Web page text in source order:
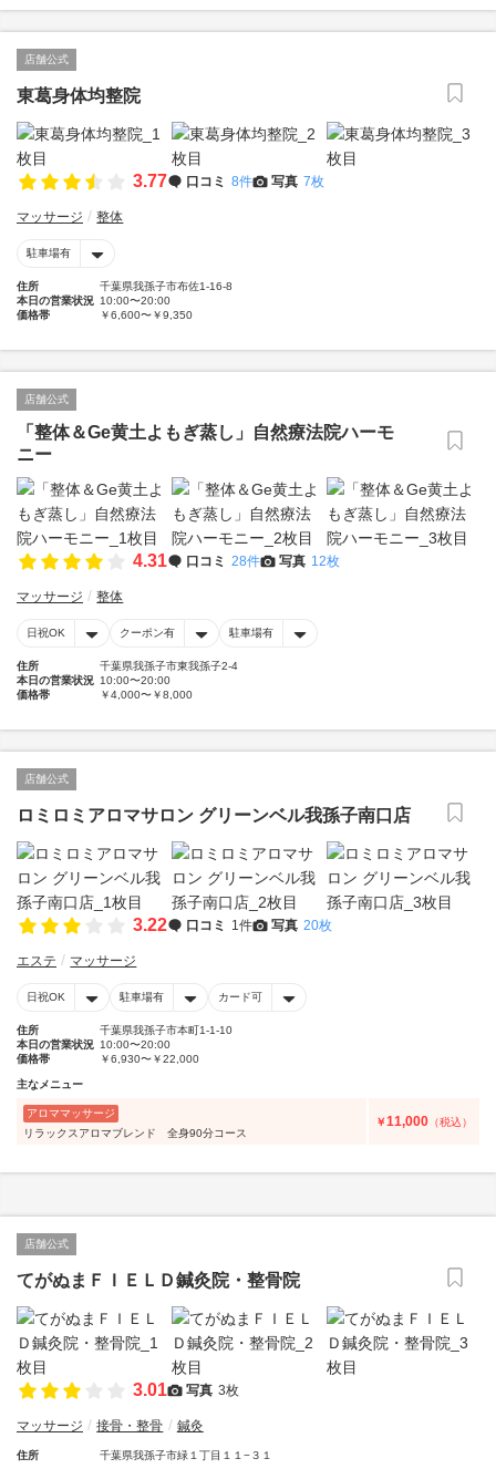
店舗公式
東葛身体均整院
3.77 口コミ 8件 写真 7枚
マッサージ 整体
駐車場有
住所
千葉県我孫子市布佐1-16-8
本日の営業状況 10:00〜20:00
価格帯
￥6,600〜￥9,350
店舗公式
「整体＆Ge黄土よもぎ蒸し」自然療法院ハーモ
ニー
4.31 口コミ 28件 写真 12枚
マッサージ 整体
日祝OK クーポン有 駐車場有
住所
千葉県我孫子市東我孫子2-4
本日の営業状況 10:00〜20:00
価格帯
￥4,000〜￥8,000
店舗公式
ロミロミアロマサロン グリーンベル我孫子南口店
3.22 口コミ 1件 写真 20枚
エステ マッサージ
日祝OK 駐車場有 カード可
住所
千葉県我孫子市本町1-1-10
本日の営業状況 10:00〜20:00
価格帯
￥6,930〜￥22,000
主なメニュー
アロママッサージ
リラックスアロマブレンド 全身90分コース
￥11,000 （税込）
店舗公式
てがぬまＦＩＥＬＤ鍼灸院・整骨院
3.01 写真 3枚
マッサージ 接骨・整骨 鍼灸
住所 千葉県我孫子市緑１丁目１１−３１